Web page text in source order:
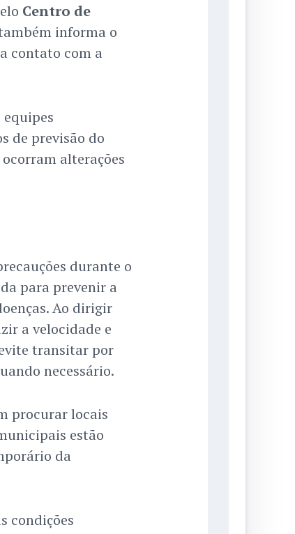
Centro de
informa o
contato com a
de previsão do
alterações
durante o
para prevenir a
Ao dirigir
a velocidade e
transitar por
necessário.
procurar locais
estão
da
condições